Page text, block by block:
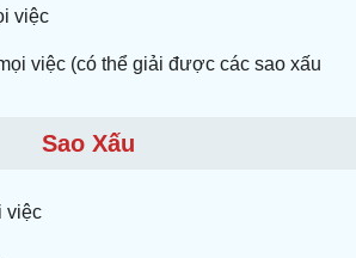
việc
việc (có thể giải được các sao xấu
Sao Xấu
việc